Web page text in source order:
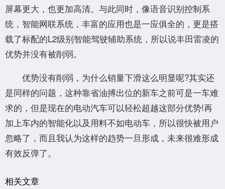
屏幕更大，也更加高清。与此同时，像语音识别控制系
统，智能网联系统，丰富的应用也是一应俱全的，更是搭
载了标配的L2级别智能驾驶辅助系统，所以说丰田雷凌的
优势并没有被削弱。
优势没有削弱，为什么销量下滑这么明显呢?其实还
是同样的问题，这种靠省油搏出位的新车之前可是一车难
求的，但是现在的电动汽车可以轻松超越这部分优势!再
加上车内的智能化以及用料不如电动车，所以很快被用户
忽略了，而且我认为这样的趋势一旦形成，未来很难形成
有效反弹了。
相关文章